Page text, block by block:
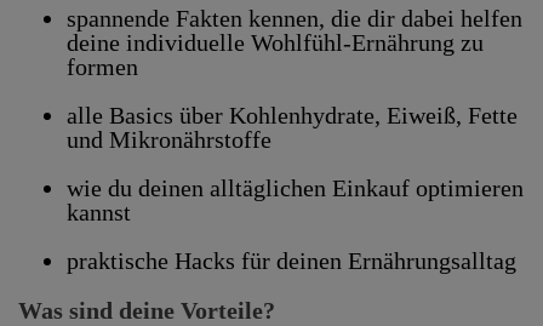
spannende Fakten kennen, die dir dabei helfen
deine individuelle Wohlfühl-Ernährung zu
formen
alle Basics über Kohlenhydrate, Eiweiß, Fette
und Mikronährstoffe
wie du deinen alltäglichen Einkauf optimieren
kannst
praktische Hacks für deinen Ernährungsalltag
Was sind deine Vorteile?